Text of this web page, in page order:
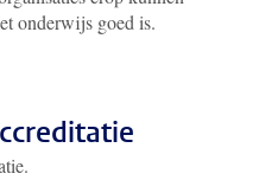
onderwijs goed is.